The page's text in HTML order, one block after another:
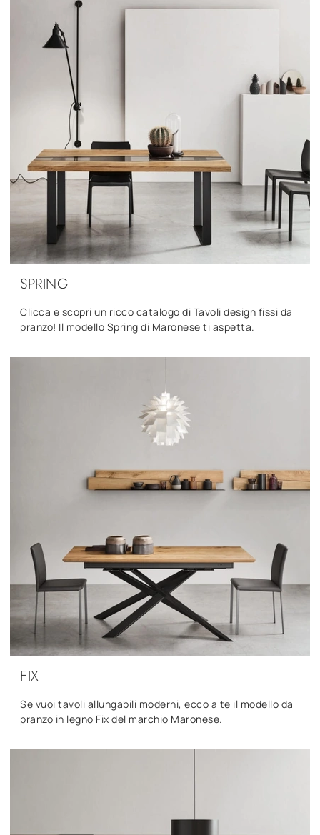
SPRING
Clicca e scopri un ricco catalogo di Tavoli design fissi da
pranzo! Il modello Spring di Maronese ti aspetta.
FIX
Se vuoi tavoli allungabili moderni, ecco a te il modello da
pranzo in legno Fix del marchio Maronese.